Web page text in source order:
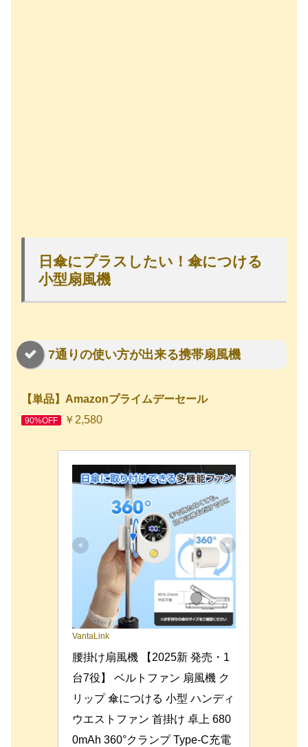
日傘にプラスしたい！傘につける
小型扇風機
7通りの使い方が出来る携帯扇風機
【単品】Amazonプライムデーセール
90%OFF ￥2,580
VantaLink
腰掛け扇風機 【2025新 発売・1
台7役】 ベルトファン 扇風機 ク
リップ 傘につける 小型 ハンディ
ウエストファン 首掛け 卓上 680
0mAh 360°クランプ Type-C充電